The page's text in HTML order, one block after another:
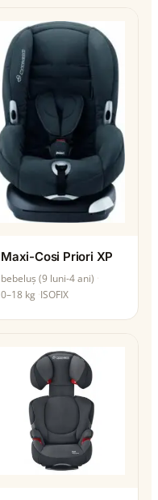
Maxi-Cosi Priori XP
bebeluș (9 luni-4 ani)
0–18 kg ISOFIX